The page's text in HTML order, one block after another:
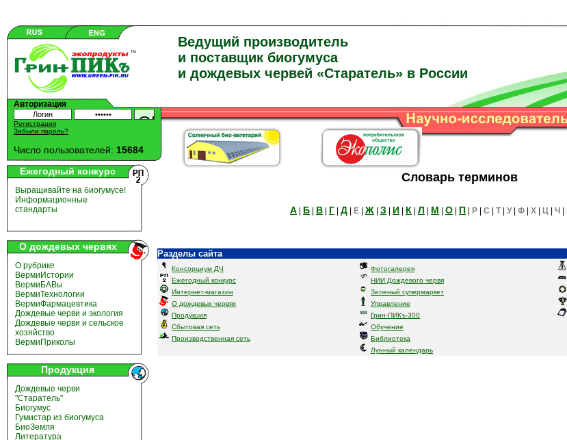
Ведущий производитель
и поставщик биогумуса
и дождевых червей «Старатель» в России
Авторизация
Регистрация
Забыли пароль?
Число пользователей: 15684
Ежегодный конкурс
Выращивайте на биогумусе!
Информационные
стандарты
О дождевых червях
О рубрике
ВермиИстории
ВермиБАВы
ВермиТехнологии
ВермиФармацевтика
Дождевые черви и экология
Дождевые черви и сельское
хозяйство
ВермиПриколы
Продукция
Дождевые черви
"Старатель"
Биогумус
Гумистар из биогумуса
БиоЗемля
Литература
Словарь терминов
А Б В Г Д Е Ж З И К Л М О П Р С Т| У| Ф Х Ц Ч
Разделы сайта
Консорциум ДЧ
Ежегодный конкурс
Интернет-магазин
О дождевых червях
Продукция
Сбытовая сеть
Производственная сеть
Фотогалерея
НИИ Дождевого червя
Зеленый супермаркет
Управление
Грин-ПИКъ-300
Обучение
Библиотека
Лунный календарь